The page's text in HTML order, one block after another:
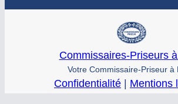
Commissaires-Priseurs
Votre Commissaire-Priseur à
Confidentialité Mentions